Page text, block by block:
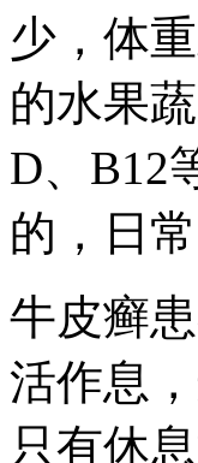
少，体
的水果
D、B12
的，日常
牛皮癣
活作息
只有休